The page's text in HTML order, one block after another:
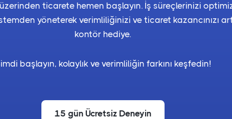
ticarete hemen başlayın. İş süreçlerinizi
yöneterek verimliliğinizi ve ticaret kazancınızı
kontör hediye.
başlayın, kolaylık ve verimliliğin farkını keşfedin!
15 gün Ücretsiz Deneyin